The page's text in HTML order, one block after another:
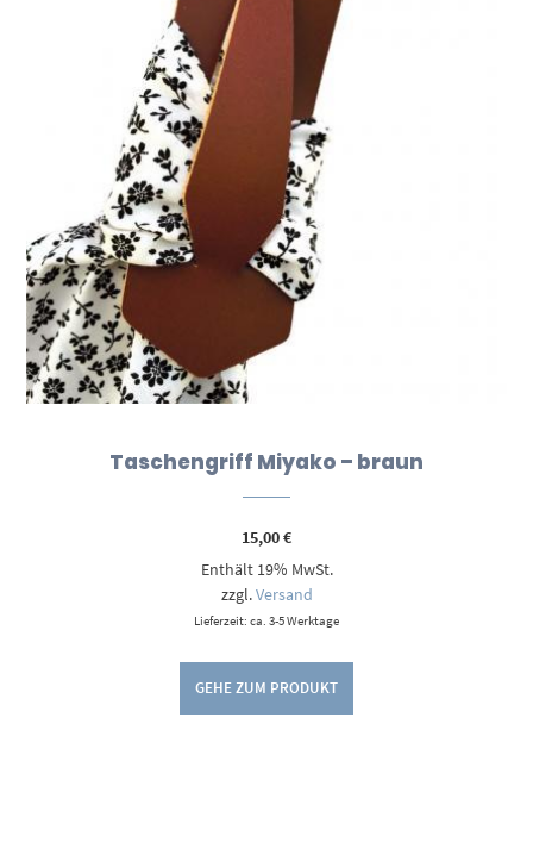
Taschengriff Miyako – braun
15,00€
Enthält 19% MwSt.
zzgl.Versand
Lieferzeit: ca. 3-5 Werktage
GEHE ZUM PRODUKT